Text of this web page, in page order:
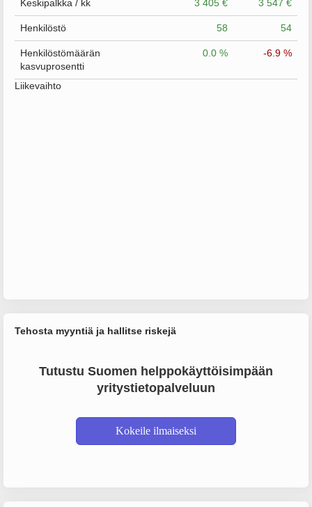
Keskipalkka / kk 3 405 € 3 547 €
Henkilöstö 58 54
Henkilöstömäärän
kasvuprosentti
0.0 % -6.9 %
Liikevaihto
Tehosta myyntiä ja hallitse riskejä
Tutustu Suomen helppokäyttöisimpään
yritystietopalveluun
Kokeile ilmaiseksi